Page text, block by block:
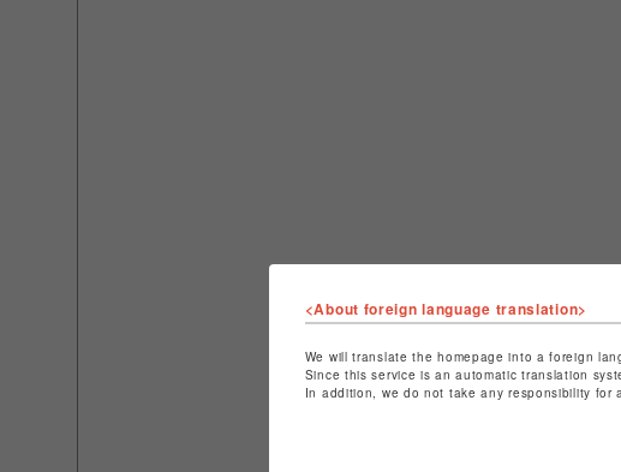
<About foreign language translation>
We will translate the homepage into a foreign
Since this service is an automatic translation
In addition, we do not take any responsibility for